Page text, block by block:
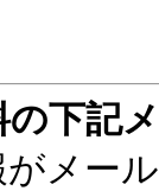
下記
がメー